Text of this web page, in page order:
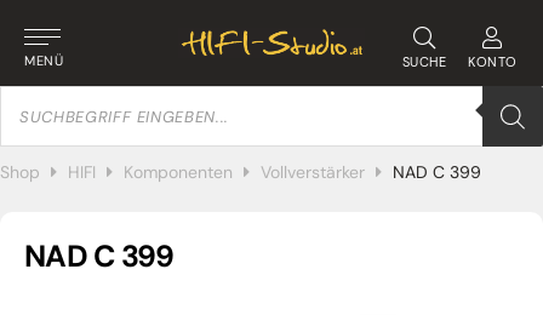
MENÜ SUCHE KONTO
Products
search
Shop HIFI Komponenten Vollverstärker NAD C 399
NAD C 399